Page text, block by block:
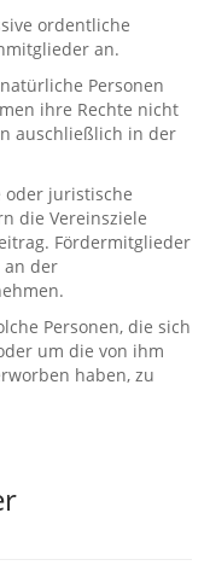
ordentliche
an.‭
Personen
ihre Rechte nicht
auschließlich in der
oder juristische
die Vereinsziele
‬Fördermitglieder
an der
Personen,‭ ‬die sich
um die von ihm
haben,‭ ‬zu